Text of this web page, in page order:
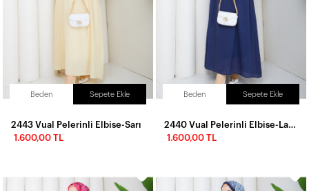
Beden Sepete Ekle
2443 Vual Pelerinli Elbise-Sarı
1.600,00 TL
Beden Sepete Ekle
1.600,00 TL